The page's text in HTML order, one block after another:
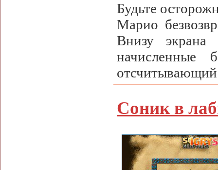
Будьте
Марио
Внизу экрана
начисленные
отсчитывающий
Соник в